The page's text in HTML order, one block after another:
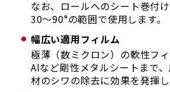
なお、ロールへのシート巻付
30～90°の範囲で使用します。
幅広い適用フィルム
極薄（数ミクロン）の軟性フィ
Alなど剛性メタルシートまで
材のシワの除去に効果を発揮し